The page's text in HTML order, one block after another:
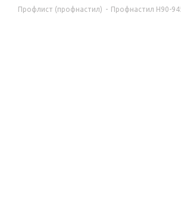
Профлист (профнастил) - Профнастил Н90-